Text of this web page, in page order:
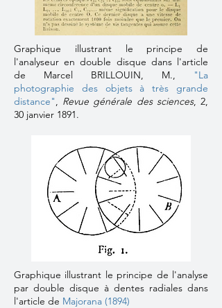
Graphique illustrant le principe de
l'analyseur en double disque dans l'article
de Marcel BRILLOUIN, M.,
"La
photographie des objets à très grande
distance", Revue générale des sciences, 2,
30 janvier 1891.
Graphique illustrant le principe de l'analyse
par double disque à dentes radiales dans
l'article de Majorana (1894)